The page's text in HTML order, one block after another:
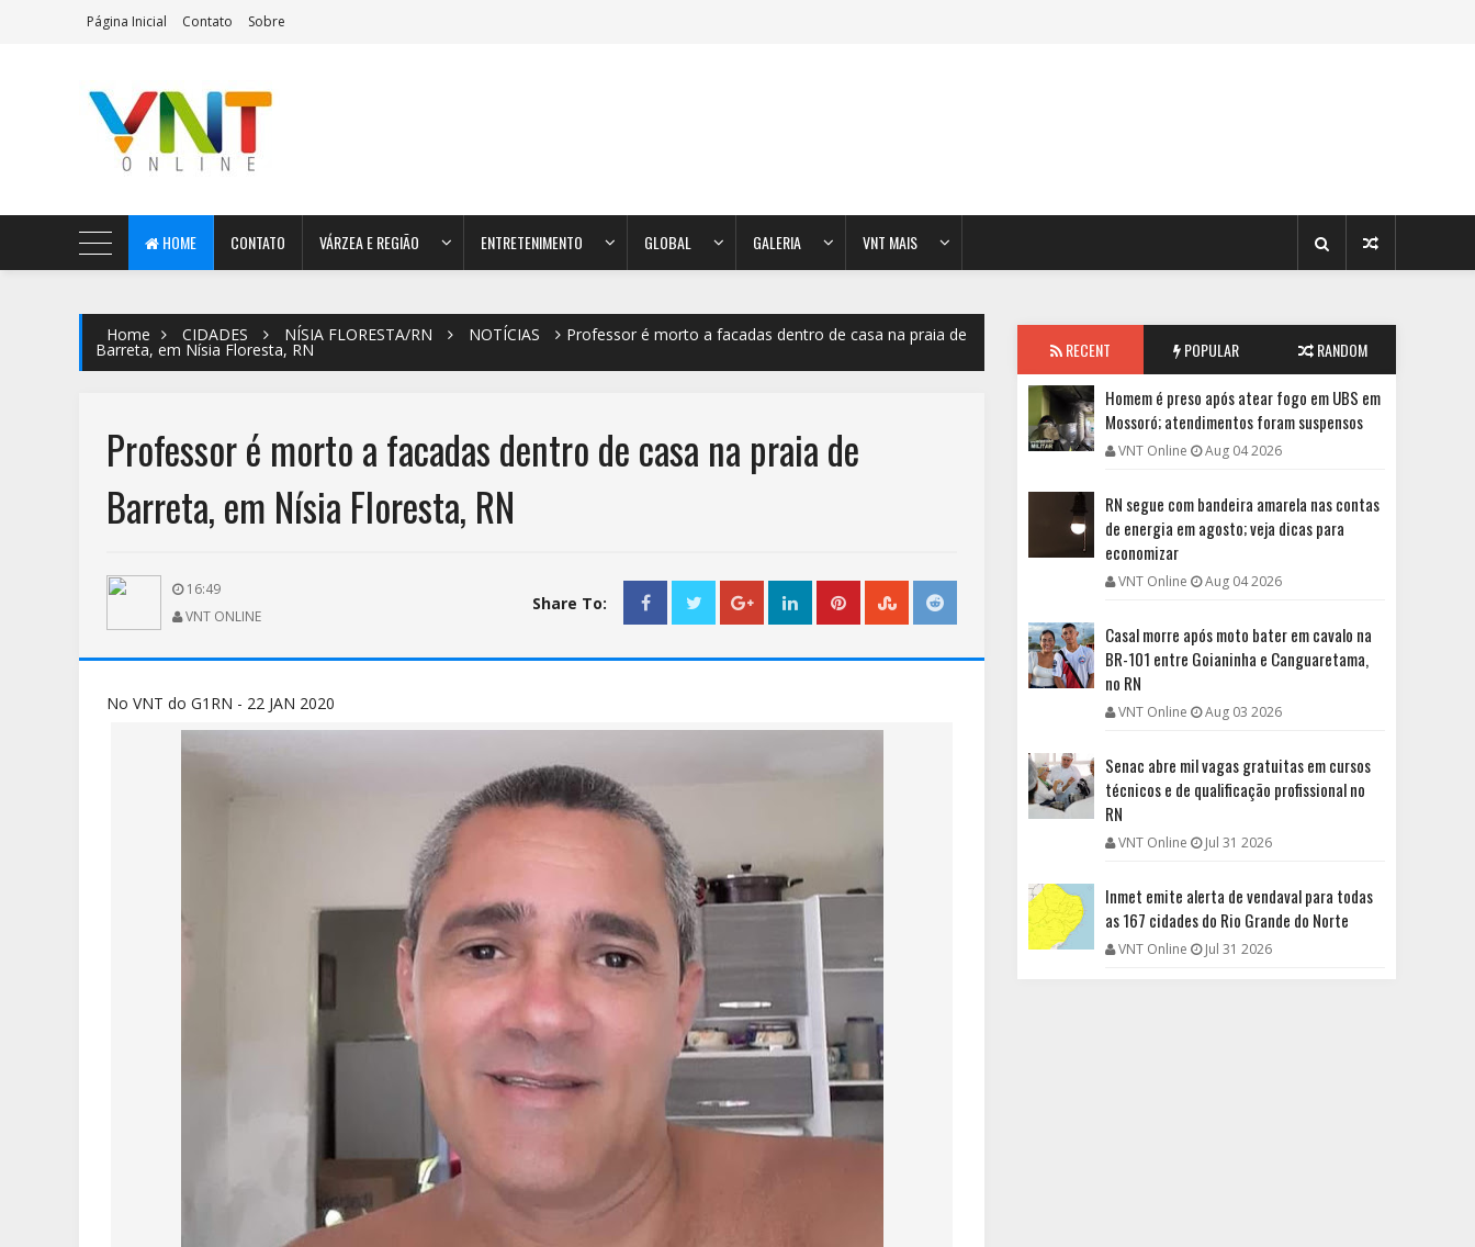
Página Inicial Contato Sobre
AeroMag Blogger Template
HOME CONTATO VÁRZEA E REGIÃO ENTRETENIMENTO GLOBAL GALERIA VNT MAIS
Home CIDADES NÍSIA FLORESTA/RN NOTÍCIAS Professor é morto a facadas dentro de casa na praia de
Barreta, em Nísia Floresta, RN
Professor é morto a facadas dentro de casa na praia de
Barreta, em Nísia Floresta, RN
16:49
VNT ONLINE
Share To:
No VNT do G1RN - 22 JAN 2020
RECENT POPULAR RANDOM
Homem é preso após atear fogo em UBS em
Mossoró; atendimentos foram suspensos
VNT Online Aug 04 2026
RN segue com bandeira amarela nas contas
de energia em agosto; veja dicas para
economizar
VNT Online Aug 04 2026
Casal morre após moto bater em cavalo na
BR-101 entre Goianinha e Canguaretama,
no RN
VNT Online Aug 03 2026
Senac abre mil vagas gratuitas em cursos
técnicos e de qualificação profissional no
RN
VNT Online Jul 31 2026
Inmet emite alerta de vendaval para todas
as 167 cidades do Rio Grande do Norte
VNT Online Jul 31 2026